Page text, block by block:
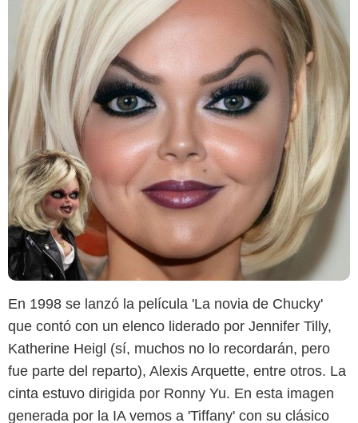
En 1998 se lanzó la película 'La novia de Chucky'
que contó con un elenco liderado por Jennifer Tilly,
Katherine Heigl (sí, muchos no lo recordarán, pero
fue parte del reparto), Alexis Arquette, entre otros. La
cinta estuvo dirigida por Ronny Yu. En esta imagen
generada por la IA vemos a 'Tiffany' con su clásico
Instagram @hidreley